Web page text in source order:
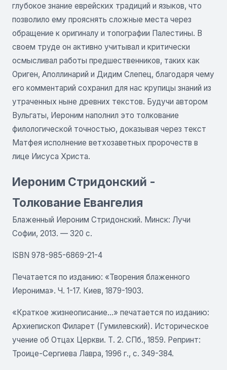
глубокое знание еврейских традиций и языков, что
позволило ему прояснять сложные места через
обращение к оригиналу и топографии Палестины. В
своем труде он активно учитывал и критически
осмысливал работы предшественников, таких как
Ориген, Аполлинарий и Дидим Слепец, благодаря чему
его комментарий сохранил для нас крупицы знаний из
утраченных ныне древних текстов. Будучи автором
Вульгаты, Иероним наполнил это толкование
филологической точностью, доказывая через текст
Матфея исполнение ветхозаветных пророчеств в
лице Иисуса Христа.
Иероним Стридонский -
Толкование Евангелия
Блаженный Иероним Стридонский. Минск: Лучи
Софии, 2013. — 320 с.
ISBN 978-985-6869-21-4
Печатается по изданию: «Творения блаженного
Иеронима». Ч. 1-17. Киев, 1879-1903.
«Краткое жизнеописание...» печатается по изданию:
Архиепископ Филарет (Гумилевский). Историческое
учение об Отцах Церкви. Т. 2. СПб., 1859. Репринт:
Троице-Сергиева Лавра, 1996 г., с. 349-384.